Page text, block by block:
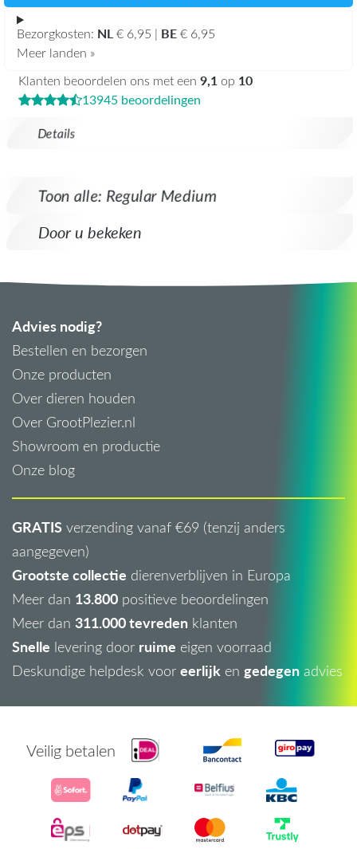
Details
Bezorgkosten: NL€ 6,95 | BE€ 6,95
Meer landen »
Klanten beoordelen ons met een 9,1 op 10
13945 beoordelingen
Toon alle: Regular Medium
Door u bekeken
Advies nodig?
Bestellen en bezorgen
Onze producten
Over dieren houden
Over GrootPlezier.nl
Showroom en productie
Onze blog
GRATIS verzending vanaf €69 (tenzij anders
aangegeven)
Grootste collectie dierenverblijven in Europa
Meer dan 13.800 positieve beoordelingen
Meer dan 311.000 tevreden klanten
Snelle levering door ruime eigen voorraad
Deskundige helpdesk voor eerlijk en gedegen advies
Veilig betalen